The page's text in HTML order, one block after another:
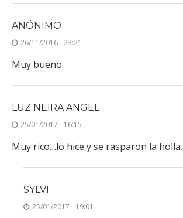
ANÓNIMO
26/11/2016 - 23:21
Muy bueno
LUZ NEIRA ANGEL
25/01/2017 - 16:15
Muy rico…lo hice y se rasparon la holla..
SYLVI
25/01/2017 - 19:01